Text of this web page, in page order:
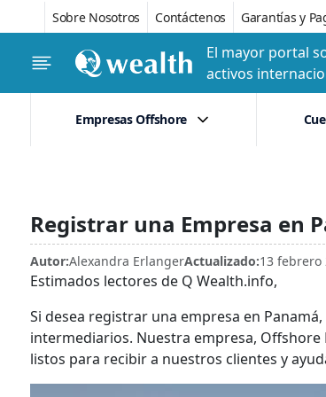
Sobre Nosotros Contáctenos Garantías y
El mayor portal
activos
Empresas Offshore
Registrar una Empresa en
Autor:Alexandra ErlangerActualizado:13 febrero
Estimados lectores de Q Wealth.info,
Si desea registrar una empresa en
intermediarios. Nuestra empresa,
listos para recibir a nuestros clientes y